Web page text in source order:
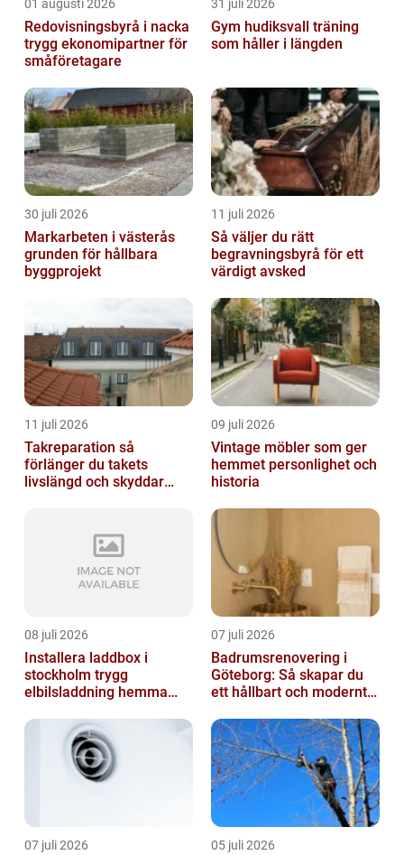
01 augusti 2026
Redovisningsbyrå i nacka
trygg ekonomipartner för
småföretagare
31 juli 2026
Gym hudiksvall träning
som håller i längden
30 juli 2026
Markarbeten i västerås
grunden för hållbara
byggprojekt
11 juli 2026
Så väljer du rätt
begravningsbyrå för ett
värdigt avsked
11 juli 2026
Takreparation så
förlänger du takets
livslängd och skyddar
09 juli 2026
Vintage möbler som ger
hemmet personlighet och
historia
08 juli 2026
Installera laddbox i
stockholm trygg
elbilsladdning hemma
07 juli 2026
Badrumsrenovering i
Göteborg: Så skapar du
ett hållbart och modernt
07 juli 2026 05 juli 2026